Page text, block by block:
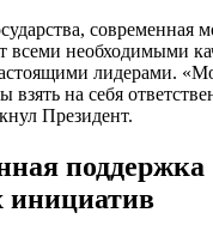
современная
всеми необходимыми
лидерами.
на себя
Президент.
поддержка
инициатив